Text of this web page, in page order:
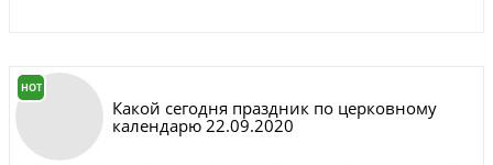
HOT
Какой сегодня праздник по церковному
календарю 22.09.2020